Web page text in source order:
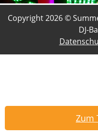
Copyright 2026 ©
DJ-
Zum